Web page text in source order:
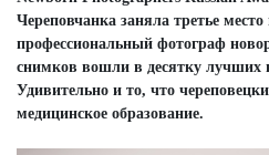
Череповчанка заняла третье
профессиональный фотограф
снимков вошли в десятку лучших
Удивительно и то, что
медицинское образование.